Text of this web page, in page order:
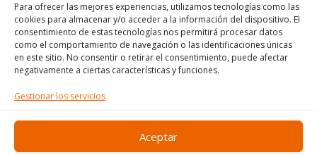
Para ofrecer las mejores experiencias, utilizamos tecnologías como las
cookies para almacenar y/o acceder a la información del dispositivo. El
consentimiento de estas tecnologías nos permitirá procesar datos
como el comportamiento de navegación o las identificaciones únicas
en este sitio. No consentir o retirar el consentimiento, puede afectar
negativamente a ciertas características y funciones.
Gestionar los servicios
Aceptar
 + 34 933 776 255
 ch@comercialhospitalet.com
Cornellà de Llobregat, Barcelona